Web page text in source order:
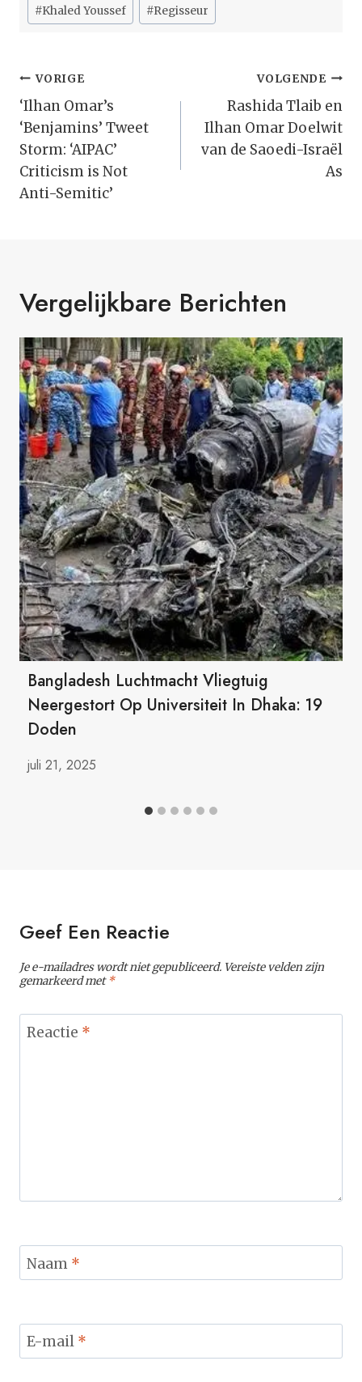
#Khaled Youssef #Regisseur
Bericht
Navigatie
VORIGE
‘Ilhan Omar’s
‘Benjamins’ Tweet
Storm: ‘AIPAC’
Criticism is Not
Anti-Semitic’
VOLGENDE
Rashida Tlaib en
Ilhan Omar Doelwit
van de Saoedi-Israël
As
Vergelijkbare Berichten
Bangladesh Luchtmacht Vliegtuig
Neergestort Op Universiteit In Dhaka: 19
Doden
juli 21, 2025
Geef Een Reactie
Je e-mailadres wordt niet gepubliceerd. Vereiste velden zijn
gemarkeerd met*
Reactie *
Naam *
E-mail *